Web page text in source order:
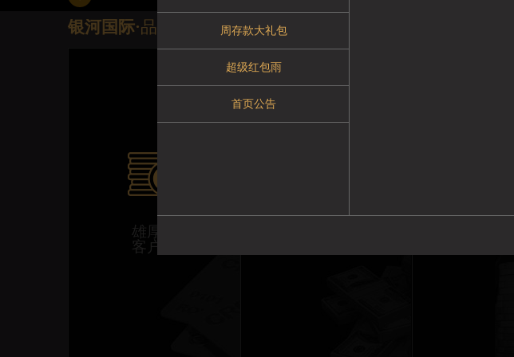
银河国际·品牌优势
雄厚资金
客户放心
周存款大礼包
超级红包雨
首页公告